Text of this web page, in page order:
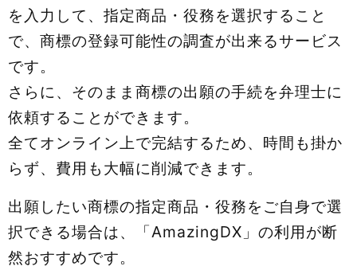
を入力して、指定商品・役務を選択すること
で、商標の登録可能性の調査が出来るサービス
です。
さらに、そのまま商標の出願の手続を弁理士に
依頼することができます。
全てオンライン上で完結するため、時間も掛か
らず、費用も大幅に削減できます。
出願したい商標の指定商品・役務をご自身で選
択できる場合は、「AmazingDX」の利用が断
然おすすめです。